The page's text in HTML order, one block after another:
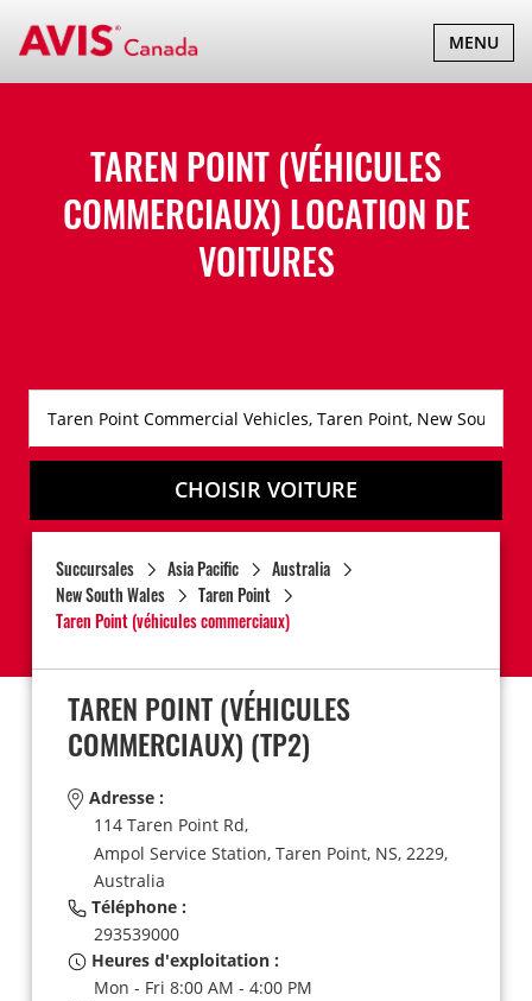
BASCULER
LA
MENU
TAREN POINT (VÉHICULES
COMMERCIAUX) LOCATION DE
VOITURES
CHOISIR VOITURE
Succursales Asia Pacific
Australia
New South Wales
Taren Point
Taren Point (véhicules commerciaux)
TAREN POINT (VÉHICULES
COMMERCIAUX) (TP2)
Adresse :
114 Taren Point Rd,
Ampol Service Station, Taren Point, NS, 2229,
Australia
Téléphone :
293539000
Heures d'exploitation :
Mon - Fri 8:00 AM - 4:00 PM